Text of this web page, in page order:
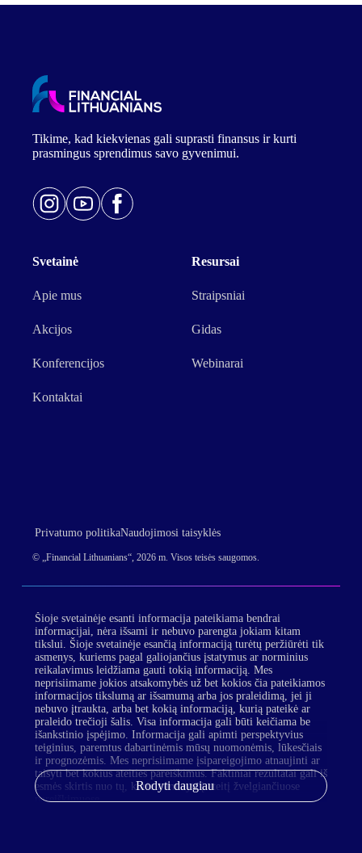
Tikime, kad kiekvienas gali suprasti finansus ir kurti
prasmingus sprendimus savo gyvenimui.
Svetainė
Apie mus
Akcijos
Konferencijos
Kontaktai
Resursai
Straipsniai
Gidas
Webinarai
Privatumo politikaNaudojimosi taisyklės
© „Financial Lithuanians“, 2026 m. Visos teisės saugomos.
Šioje svetainėje esanti informacija pateikiama bendrai
informacijai, nėra išsami ir nebuvo parengta jokiam kitam
tikslui. Šioje svetainėje esančią informaciją turėtų peržiūrėti tik
asmenys, kuriems pagal galiojančius įstatymus ar norminius
reikalavimus leidžiama gauti tokią informaciją. Mes
neprisiimame jokios atsakomybės už bet kokios čia pateikiamos
informacijos tikslumą ar išsamumą arba jos praleidimą, jei ji
nebuvo įtraukta, arba bet kokią informaciją, kurią pateikė ar
praleido trečioji šalis. Visa informacija gali būti keičiama be
išankstinio įspėjimo. Informacija gali apimti perspektyvius
teiginius, paremtus dabartinėmis mūsų nuomonėmis, lūkesčiais
ir prognozėmis. Mes neprisiimame įsipareigojimo atnaujinti ar
taisyti bet kokius ateities pareiškimus. Faktiniai rezultatai gali iš
esmės skirtis nuo tų, kurie numatyti į ateitį žvelgiančiuose
pareiškimuose.
Rodyti daugiau